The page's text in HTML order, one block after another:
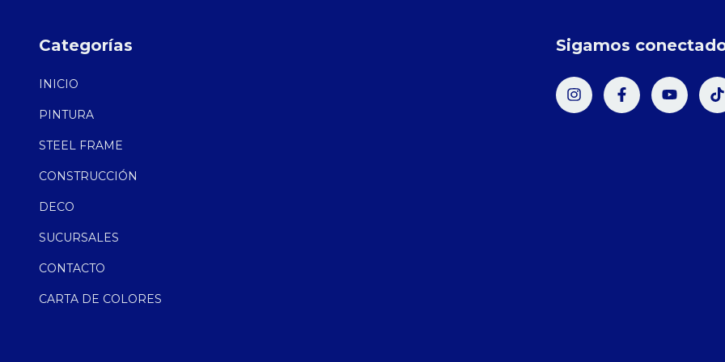
Categorías
INICIO
PINTURA
STEEL FRAME
CONSTRUCCIÓN
DECO
SUCURSALES
CONTACTO
CARTA DE COLORES
Sigamos